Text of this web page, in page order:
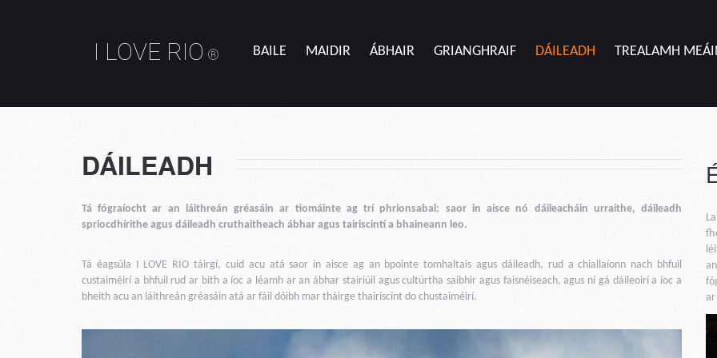
I LOVE RIO ® BAILE MAIDIR ÁBHAIR GRIANGHRAIF DÁILEADH TREALAMH
DÁILEADH
Tá fógraíocht ar an láithreán gréasáin ar tiomáinte ag trí phrionsabal: saor in aisce nó dáileacháin urraithe, dáileadh
spriocdhírithe agus dáileadh cruthaitheach ábhar agus tairiscintí a bhaineann leo.
Tá éagsúla I LOVE RIO táirgí, cuid acu atá saor in aisce ag an bpointe tomhaltais agus dáileadh, rud a chiallaíonn nach bhfuil
custaiméirí a bhfuil rud ar bith a íoc a léamh ar an ábhar stairiúil agus cultúrtha saibhir agus faisnéiseach, agus ní gá dáileoirí a íoc a
bheith acu an láithreán gréasáin atá ar fáil dóibh mar tháirge thairiscint do chustaiméirí.
ar